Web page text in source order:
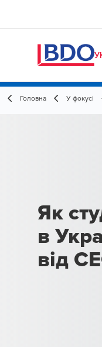
Головна У фокусі
Як
в
від